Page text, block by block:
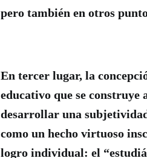
pero también en otros
En tercer lugar, la
educativo que se construye
desarrollar una
como un hecho virtuoso
logro individual: el “estudiá